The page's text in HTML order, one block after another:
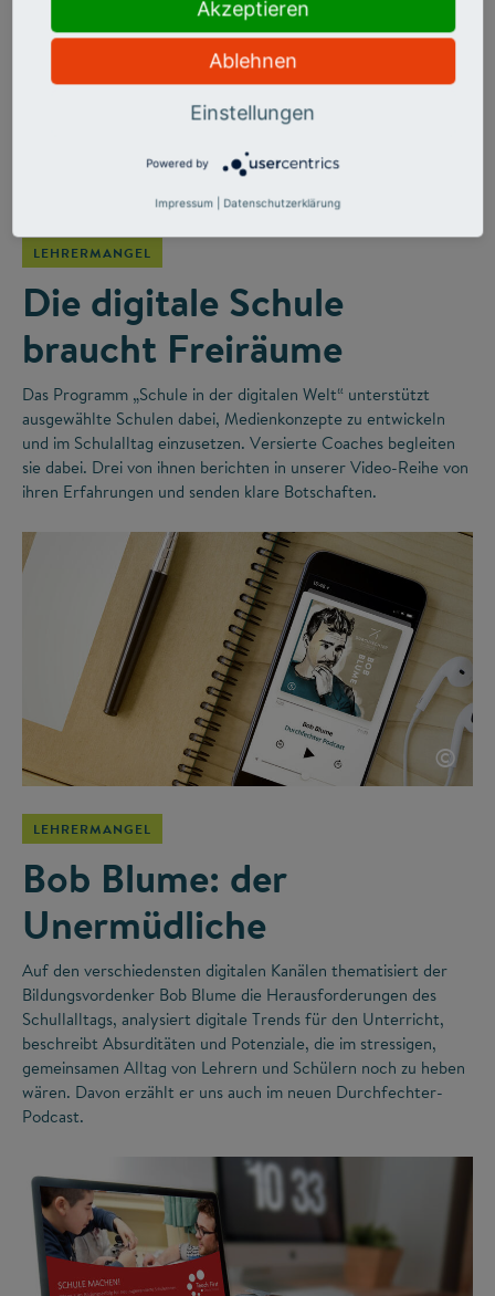
LEHRERMANGEL
Die digitale Schule
braucht Freiräume
Das Programm „Schule in der digitalen Welt“ unterstützt
ausgewählte Schulen dabei, Medienkonzepte zu entwickeln
und im Schulalltag einzusetzen. Versierte Coaches begleiten
sie dabei. Drei von ihnen berichten in unserer Video-Reihe von
ihren Erfahrungen und senden klare Botschaften.
©
LEHRERMANGEL
Bob Blume: der
Unermüdliche
Auf den verschiedensten digitalen Kanälen thematisiert der
Bildungsvordenker Bob Blume die Herausforderungen des
Schullalltags, analysiert digitale Trends für den Unterricht,
beschreibt Absurditäten und Potenziale, die im stressigen,
gemeinsamen Alltag von Lehrern und Schülern noch zu heben
wären. Davon erzählt er uns auch im neuen Durchfechter-
Podcast.
Akzeptieren
Ablehnen
Einstellungen
Powered by
Impressum Datenschutzerklärung